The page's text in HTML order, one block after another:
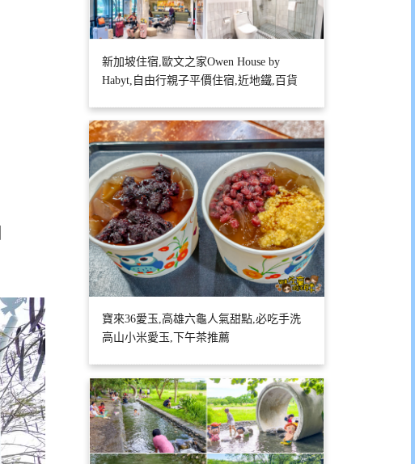
新加坡住宿,歐文之家Owen House by
Habyt,自由行親子平價住宿,近地鐵,百貨
寶來36愛玉,高雄六龜人氣甜點,必吃手洗
高山小米愛玉,下午茶推薦